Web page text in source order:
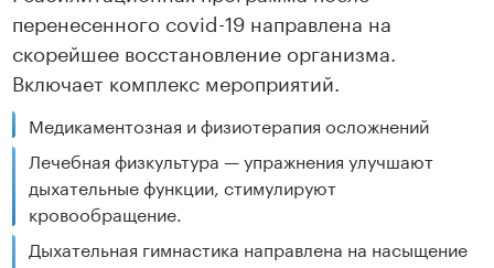
перенесенного covid-19 направлена на
скорейшее восстановление организма.
Включает комплекс мероприятий.
Медикаментозная и физиотерапия осложнений
Лечебная физкультура — упражнения улучшают
дыхательные функции, стимулируют
кровообращение.
Дыхательная гимнастика направлена на насыщение